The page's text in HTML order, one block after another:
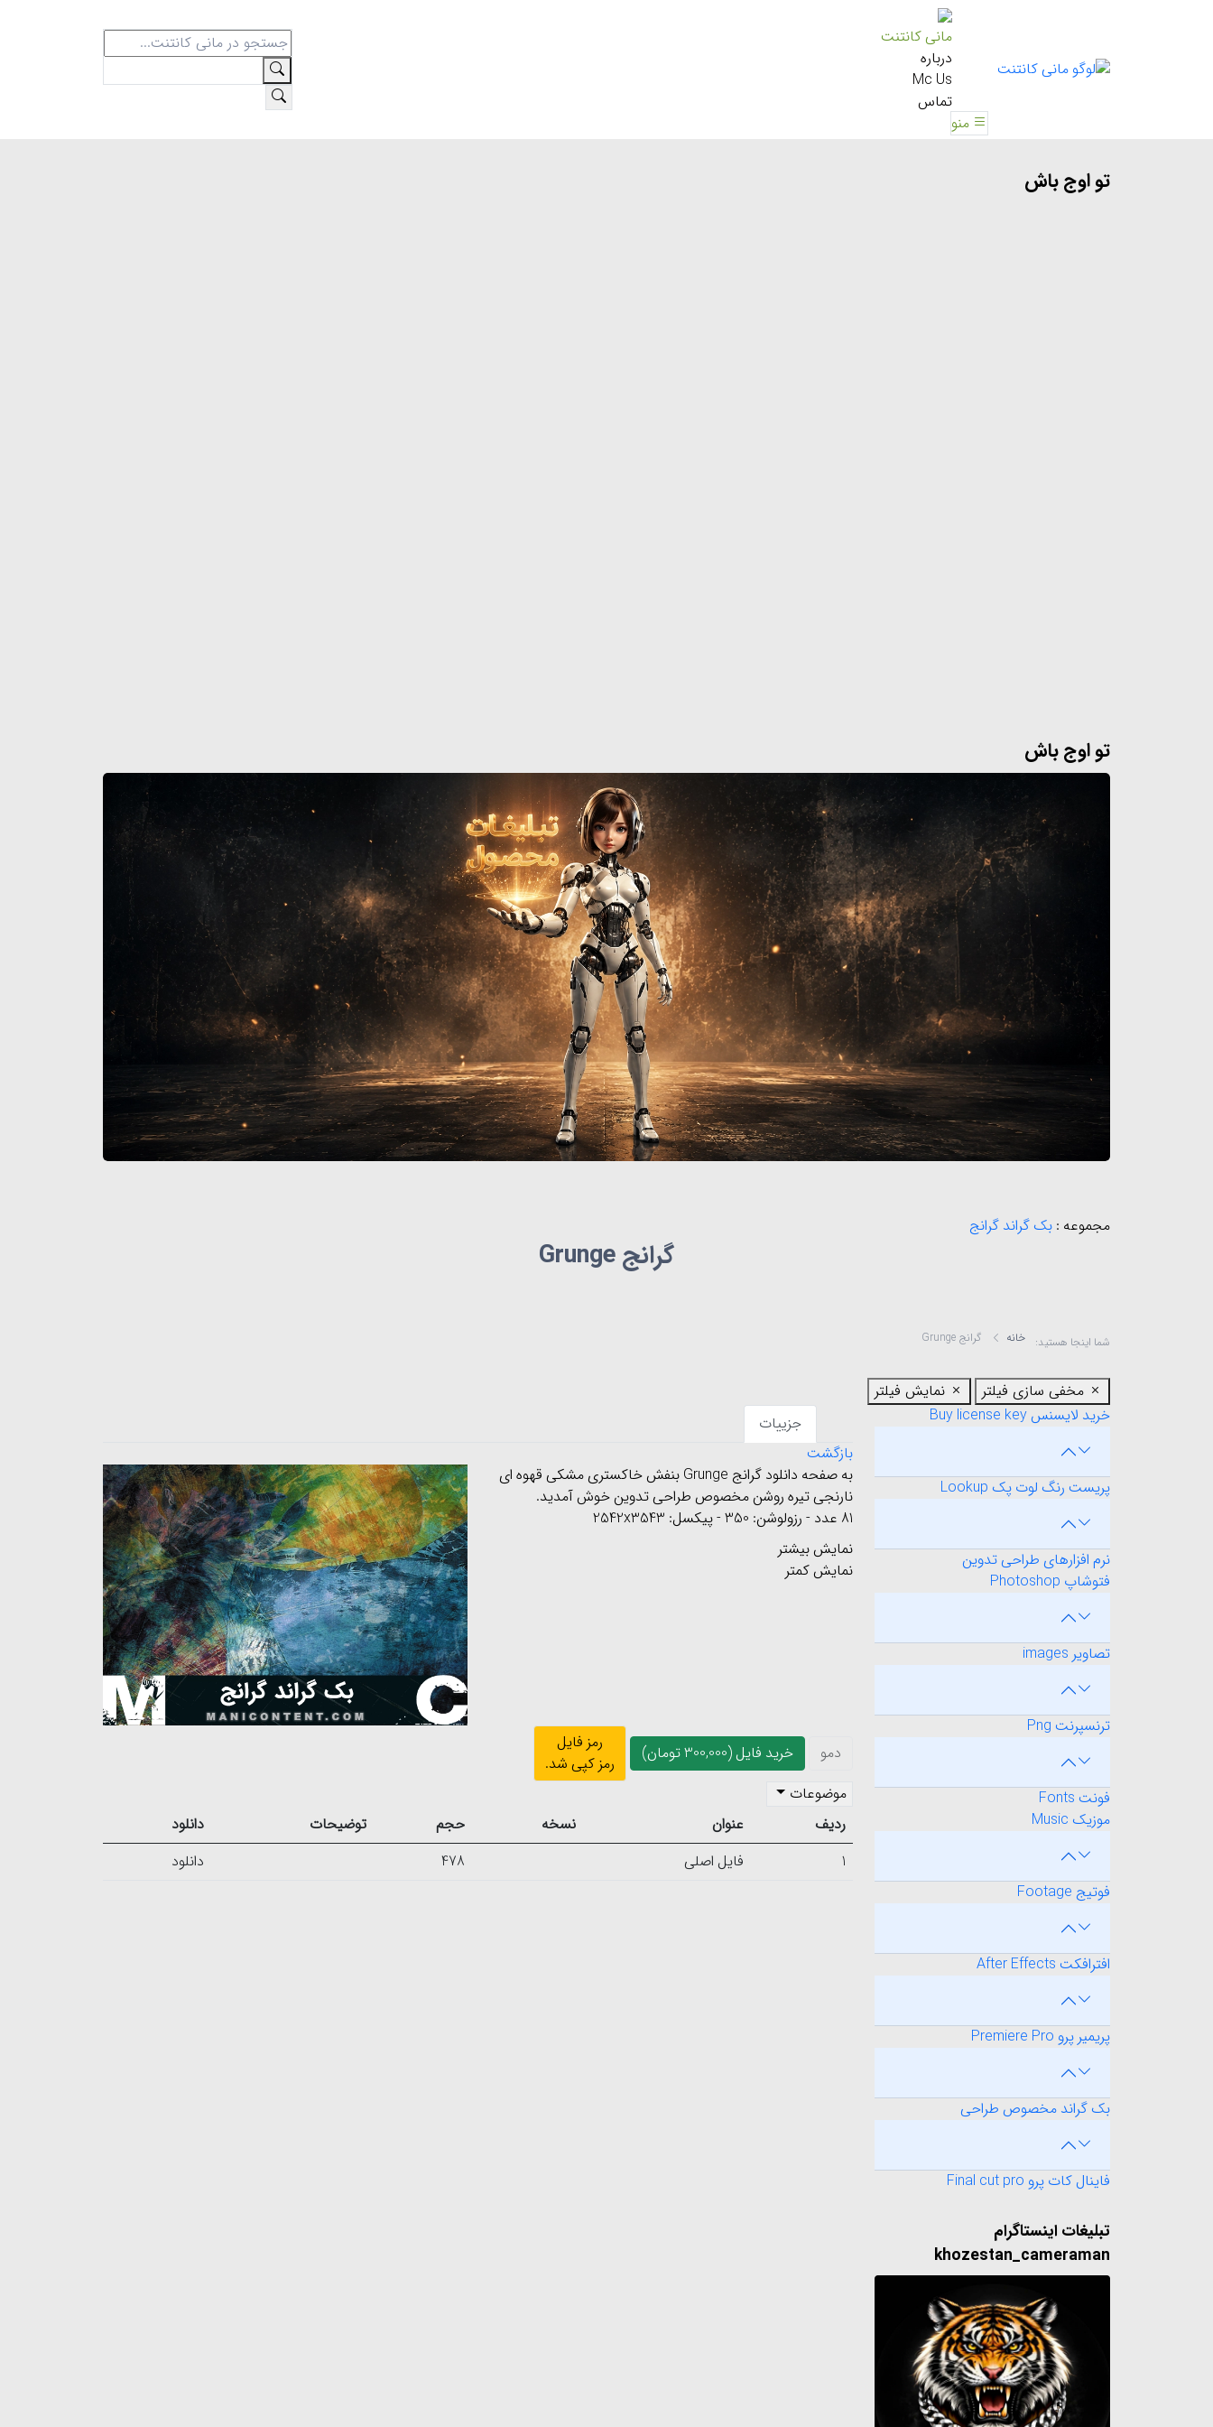
مانی کانتنت
درباره
Mc Us
تماس
منو
تو اوج باش
تو اوج باش
مجموعه : بک گراند گرانج
گرانج Grunge
شما اینجا هستید: خانه گرانج Grunge
مخفی سازی فیلتر
نمایش فیلتر
خرید لایسنس Buy license key
پریست رنگ لوت پک Lookup
نرم افزارهای طراحی تدوین
فتوشاپ Photoshop
تصاویر images
ترنسپرنت Png
فونت Fonts
موزیک Music
فوتیج Footage
افترافکت After Effects
پریمیر پرو Premiere Pro
بک گراند مخصوص طراحی
فاینال کات پرو Final cut pro
تبلیغات اینستاگرام
khozestan_cameraman
جزییات
بازگشت
به صفحه دانلود گرانج Grunge بنفش خاکستری مشکی قهوه ای
نارنجی تیره روشن مخصوص طراحی تدوین خوش آمدید.
81 عدد - رزولوشن: 350 - پیکسل: 2542x3543
نمایش بیشتر
نمایش کمتر
دمو خرید فایل (300,000 تومان)
رمز فایل
رمز کپی شد.
موضوعات
ردیف
عنوان نسخه حجم توضیحات
دانلود
1
فایل اصلی 478 دانلود